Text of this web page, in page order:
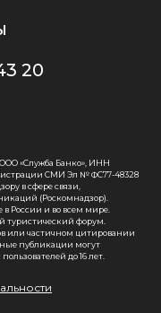
20
«Служба Банко», ИНН
СМИ Эл № ФС77-48328
в сфере связи,
(Роскомнадзор).
России и во всем мире.
туристический форум.
или частичном цитировании
публикации могут
до 16 лет.